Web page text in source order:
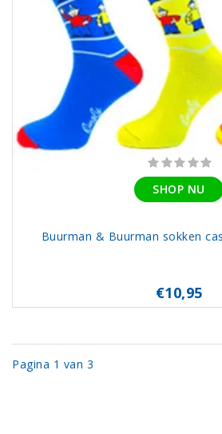
SHOP NU
Buurman & Buurman sokken
€10,95
Pagina 1 van 3